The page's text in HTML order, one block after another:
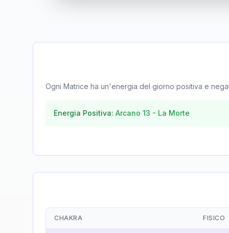
Ogni Matrice ha un'energia del giorno positiva e
Energia Positiva: Arcano 13 - La Morte
CHAKRA FISICO